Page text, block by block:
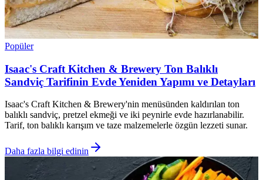
Popüler
Isaac's Craft Kitchen & Brewery Ton Balıklı
Sandviç Tarifinin Evde Yeniden Yapımı ve Detayları
Isaac's Craft Kitchen & Brewery'nin menüsünden kaldırılan ton
balıklı sandviç, pretzel ekmeği ve iki peynirle evde hazırlanabilir.
Tarif, ton balıklı karışım ve taze malzemelerle özgün lezzeti sunar.
Daha fazla bilgi edinin